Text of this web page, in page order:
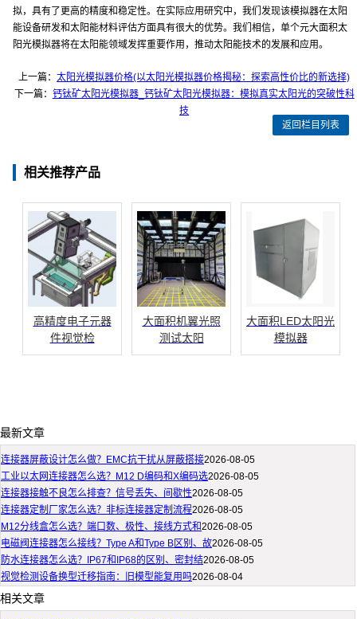
拟，具有了更高的精度和稳定性。在实际应用研究中，我们发现该模拟器在太阳
能设备研发和太阳能材料评估方面具有很大的优势。我们相信，单个元大面积太
阳光模拟器将在太阳能领域发挥重要作用，推动太阳能技术的发展和应用。
上一篇：太阳光模拟器价格(以太阳光模拟器价格揭秘：探索高性价比的新选择)
下一篇： 钙钛矿太阳光模拟器_钙钛矿太阳光模拟器：模拟真实太阳光的突破性科
技
返回栏目列表
相关推荐产品
高精度电子元器
件视觉检
大面积机翼光照
测试太阳
大面积LED太阳光
模拟器
最新文章
连接器屏蔽设计怎么做？EMC抗干扰从屏蔽搭接2026-08-05
工业以太网连接器怎么选？M12 D编码和X编码选2026-08-05
连接器接触不良怎么排查？信号丢失、间歇性2026-08-05
连接器定制厂家怎么选？非标连接器定制流程2026-08-05
M12分线盒怎么选？端口数、极性、接线方式和2026-08-05
电磁阀连接器怎么接线？Type A和Type B区别、故2026-08-05
防水连接器怎么选？IP67和IP68的区别、密封结2026-08-05
视觉检测设备换型迁移指南：旧模型能复用吗2026-08-04
相关文章